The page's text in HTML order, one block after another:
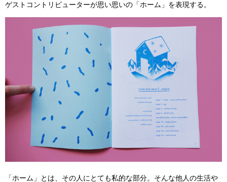
ゲストコントリビューターが思い思いの「ホーム」を表現する。
「ホーム」とは、その人にとても私的な部分。そんな他人の生活や